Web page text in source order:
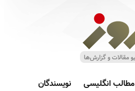
مطالب انگلیسی نویسندگان